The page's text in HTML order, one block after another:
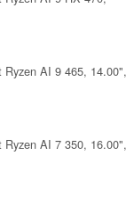
AI 9 465, 14.00",
AI 7 350, 16.00",